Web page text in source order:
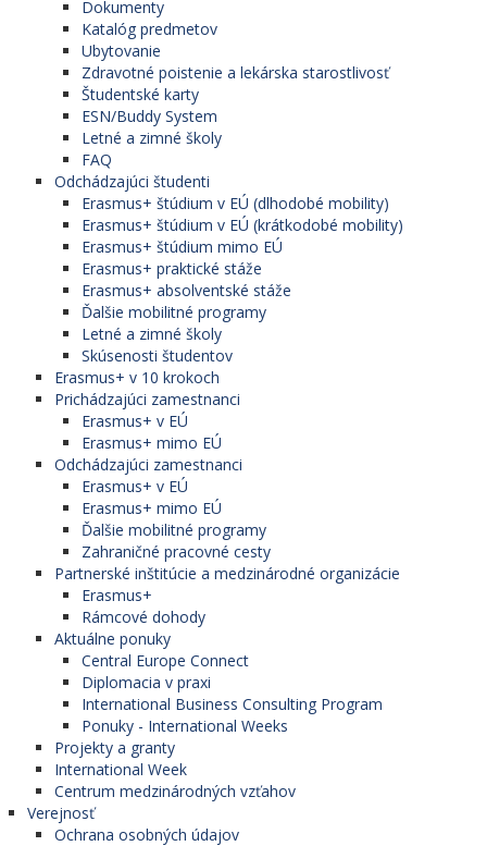
Dokumenty
Katalóg predmetov
Ubytovanie
Zdravotné poistenie a lekárska starostlivosť
Študentské karty
ESN/Buddy System
Letné a zimné školy
FAQ
Odchádzajúci študenti
Erasmus+ štúdium v EÚ (dlhodobé mobility)
Erasmus+ štúdium v EÚ (krátkodobé mobility)
Erasmus+ štúdium mimo EÚ
Erasmus+ praktické stáže
Erasmus+ absolventské stáže
Ďalšie mobilitné programy
Letné a zimné školy
Skúsenosti študentov
Erasmus+ v 10 krokoch
Prichádzajúci zamestnanci
Erasmus+ v EÚ
Erasmus+ mimo EÚ
Odchádzajúci zamestnanci
Erasmus+ v EÚ
Erasmus+ mimo EÚ
Ďalšie mobilitné programy
Zahraničné pracovné cesty
Partnerské inštitúcie a medzinárodné organizácie
Erasmus+
Rámcové dohody
Aktuálne ponuky
Central Europe Connect
Diplomacia v praxi
International Business Consulting Program
Ponuky - International Weeks
Projekty a granty
International Week
Centrum medzinárodných vzťahov
Verejnosť
Ochrana osobných údajov